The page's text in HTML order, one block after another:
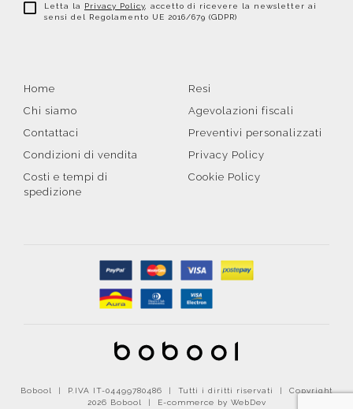
Letta la Privacy Policy , accetto di ricevere la newsletter ai
sensi del Regolamento UE 2016/679 (GDPR)
Home
Chi siamo
Contattaci
Condizioni di vendita
Costi e tempi di
spedizione
Resi
Agevolazioni fiscali
Preventivi personalizzati
Privacy Policy
Cookie Policy
Bobool | P.IVA IT-04499780486 | Tutti i diritti riservati | Copyright
2026 Bobool |
E-commerce by WebDev